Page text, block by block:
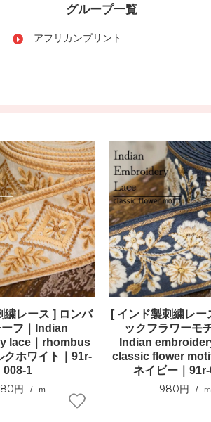
グループ一覧
アフリカンプリント
繍レース ] ロンバ
ーフ｜Indian
lace｜rhombus
クホワイト｜91r-
008-1
円 ｍ
[ インド製刺繍レー
ックフラワーモ
Indian
classic flower
ネイビー｜
980円 ｍ